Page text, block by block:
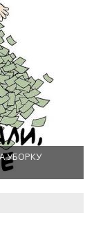
УБОРКУ